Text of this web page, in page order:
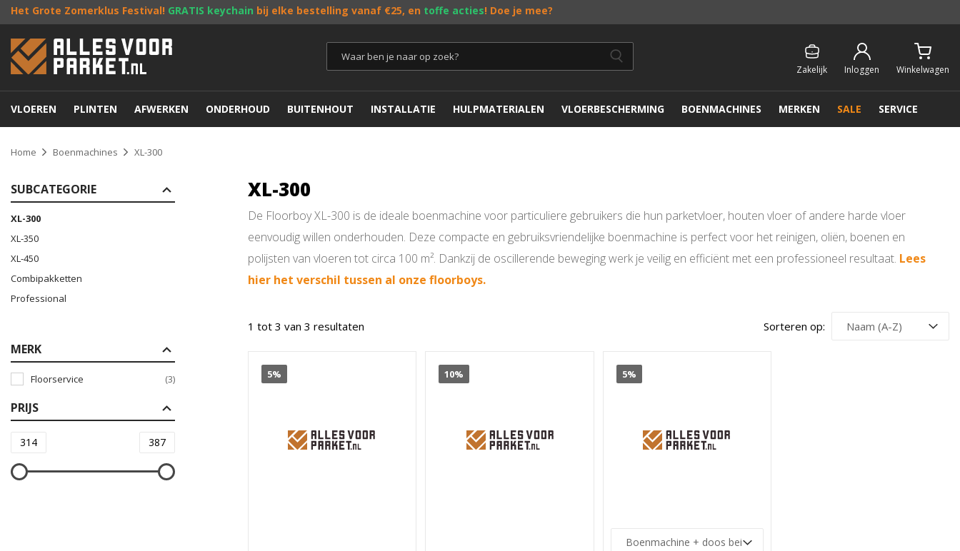
Het Grote Zomerklus Festival! GRATIS keychain bij elke bestelling vanaf €25, en toffe acties! Doe je mee?
Zakelijk Inloggen Winkelwagen
VLOEREN PLINTEN AFWERKEN ONDERHOUD BUITENHOUT INSTALLATIE HULPMATERIALEN VLOERBESCHERMING BOENMACHINES MERKEN SALE SERVICE
Home Boenmachines XL-300
SUBCATEGORIE
XL-300
XL-350
XL-450
Combipakketten
Professional
MERK
Floorservice (3)
PRIJS
XL-300
De Floorboy XL-300 is de ideale boenmachine voor particuliere gebruikers die hun parketvloer, houten vloer of andere harde vloer
eenvoudig willen onderhouden. Deze compacte en gebruiksvriendelijke boenmachine is perfect voor het reinigen, oliën, boenen en
polijsten van vloeren tot circa 100 m². Dankzij de oscillerende beweging werk je veilig en efficiënt met een professioneel resultaat. Lees
hier het verschil tussen al onze floorboys.
1 tot 3 van 3 resultaten Sorteren op:
5% 10% 5%